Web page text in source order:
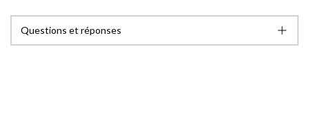
Questions et réponses